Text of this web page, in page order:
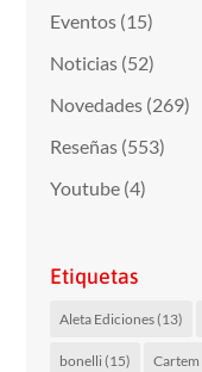
Eventos (15)
Noticias (52)
Novedades (269)
Reseñas (553)
Youtube (4)
Etiquetas
Aleta Ediciones(13)
bonelli(15)